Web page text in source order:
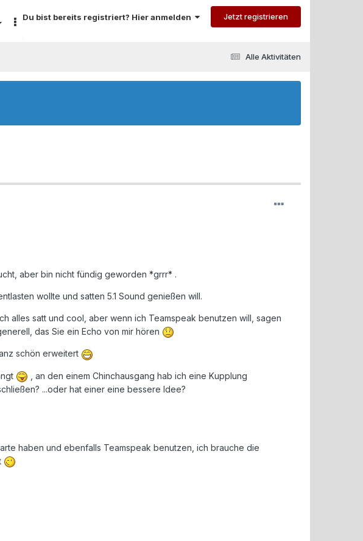
Du bist bereits registriert? Hier anmelden Jetzt registrieren
Alle Aktivitäten
aber bin nicht fündig geworden *grrr* .
wollte und satten 5.1 Sound genießen will.
alles satt und cool, aber wenn ich Teamspeak benutzen will, sagen
das Sie ein Echo von mir hören
schön erweitert
, an den einem Chinchausgang hab ich eine Kupplung
...oder hat einer eine bessere Idee?
haben und ebenfalls Teamspeak benutzen, ich brauche die